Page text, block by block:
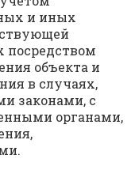
и иных
посредством
объекта и
в случаях,
законами, с
органами,